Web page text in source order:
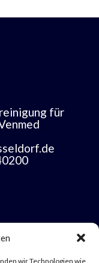
wir Technologien wie
für